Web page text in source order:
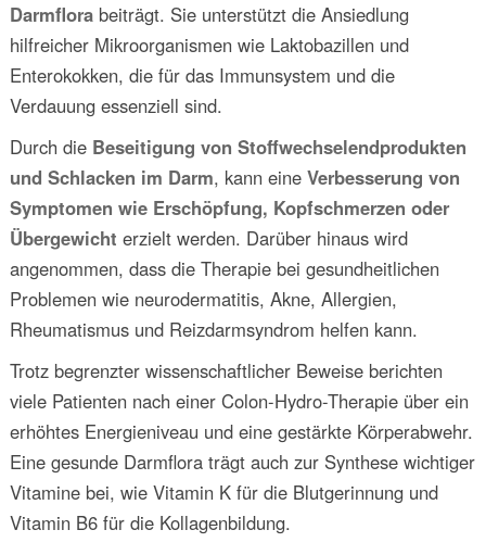
Darmflorabeiträgt. Sie unterstützt die Ansiedlung
hilfreicher Mikroorganismen wie Laktobazillen und
Enterokokken, die für das Immunsystem und die
Verdauung essenziell sind.
Durch die Beseitigung von Stoffwechselendprodukten
und Schlacken im Darm, kann eine Verbesserung von
Symptomen wie Erschöpfung, Kopfschmerzen oder
Übergewicht erzielt werden. Darüber hinaus wird
angenommen, dass die Therapie bei gesundheitlichen
Problemen wie neurodermatitis, Akne, Allergien,
Rheumatismus und Reizdarmsyndrom helfen kann.
Trotz begrenzter wissenschaftlicher Beweise berichten
viele Patienten nach einer Colon-Hydro-Therapie über ein
erhöhtes Energieniveau und eine gestärkte Körperabwehr.
Eine gesunde Darmflora trägt auch zur Synthese wichtiger
Vitamine bei, wie Vitamin K für die Blutgerinnung und
Vitamin B6 für die Kollagenbildung.